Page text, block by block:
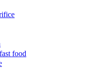
food